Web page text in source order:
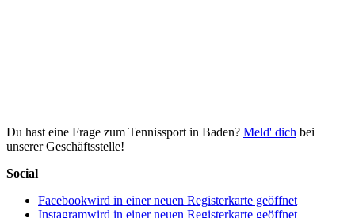
Du hast eine Frage zum Tennissport in Baden? Meld' dich bei
unserer Geschäftsstelle!
Social
Facebookwird in einer neuen Registerkarte geöffnet
Instagramwird in einer neuen Registerkarte geöffnet